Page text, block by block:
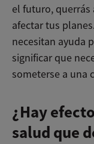
el futuro, querrás
afectar tus
necesitan ayuda
significar que
someterse a una
¿Hay
salud que